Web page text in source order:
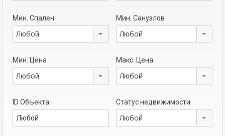
Мин. Спален
Любой
Мин. Санузлов
Любой
Мин. Цена
Любой
Макс. Цена
Любой
ID Объекта Статус недвижимости
Любой